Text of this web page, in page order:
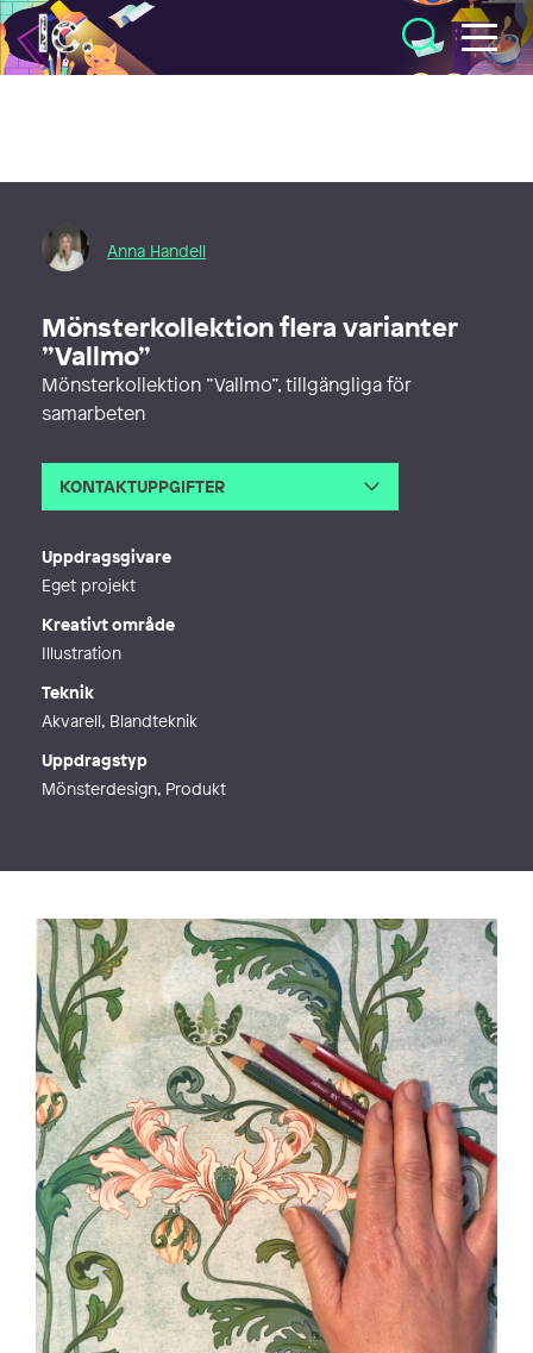
Illustratörcentrum
Anna Handell
Mönsterkollektion flera varianter
”Vallmo”
Mönsterkollektion ”Vallmo”, tillgängliga för
samarbeten
KONTAKTUPPGIFTER
Uppdragsgivare
Eget projekt
Kreativt område
Illustration
Teknik
Akvarell, Blandteknik
Uppdragstyp
Mönsterdesign, Produkt